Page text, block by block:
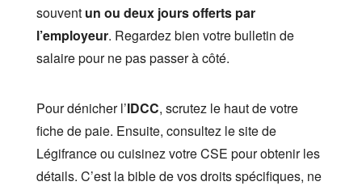
souvent un ou deux jours offerts par
l’employeur. Regardez bien votre bulletin de
salaire pour ne pas passer à côté.
Pour dénicher l’IDCC, scrutez le haut de votre
fiche de paie. Ensuite, consultez le site de
Légifrance ou cuisinez votre CSE pour obtenir les
détails. C’est la bible de vos droits spécifiques, ne